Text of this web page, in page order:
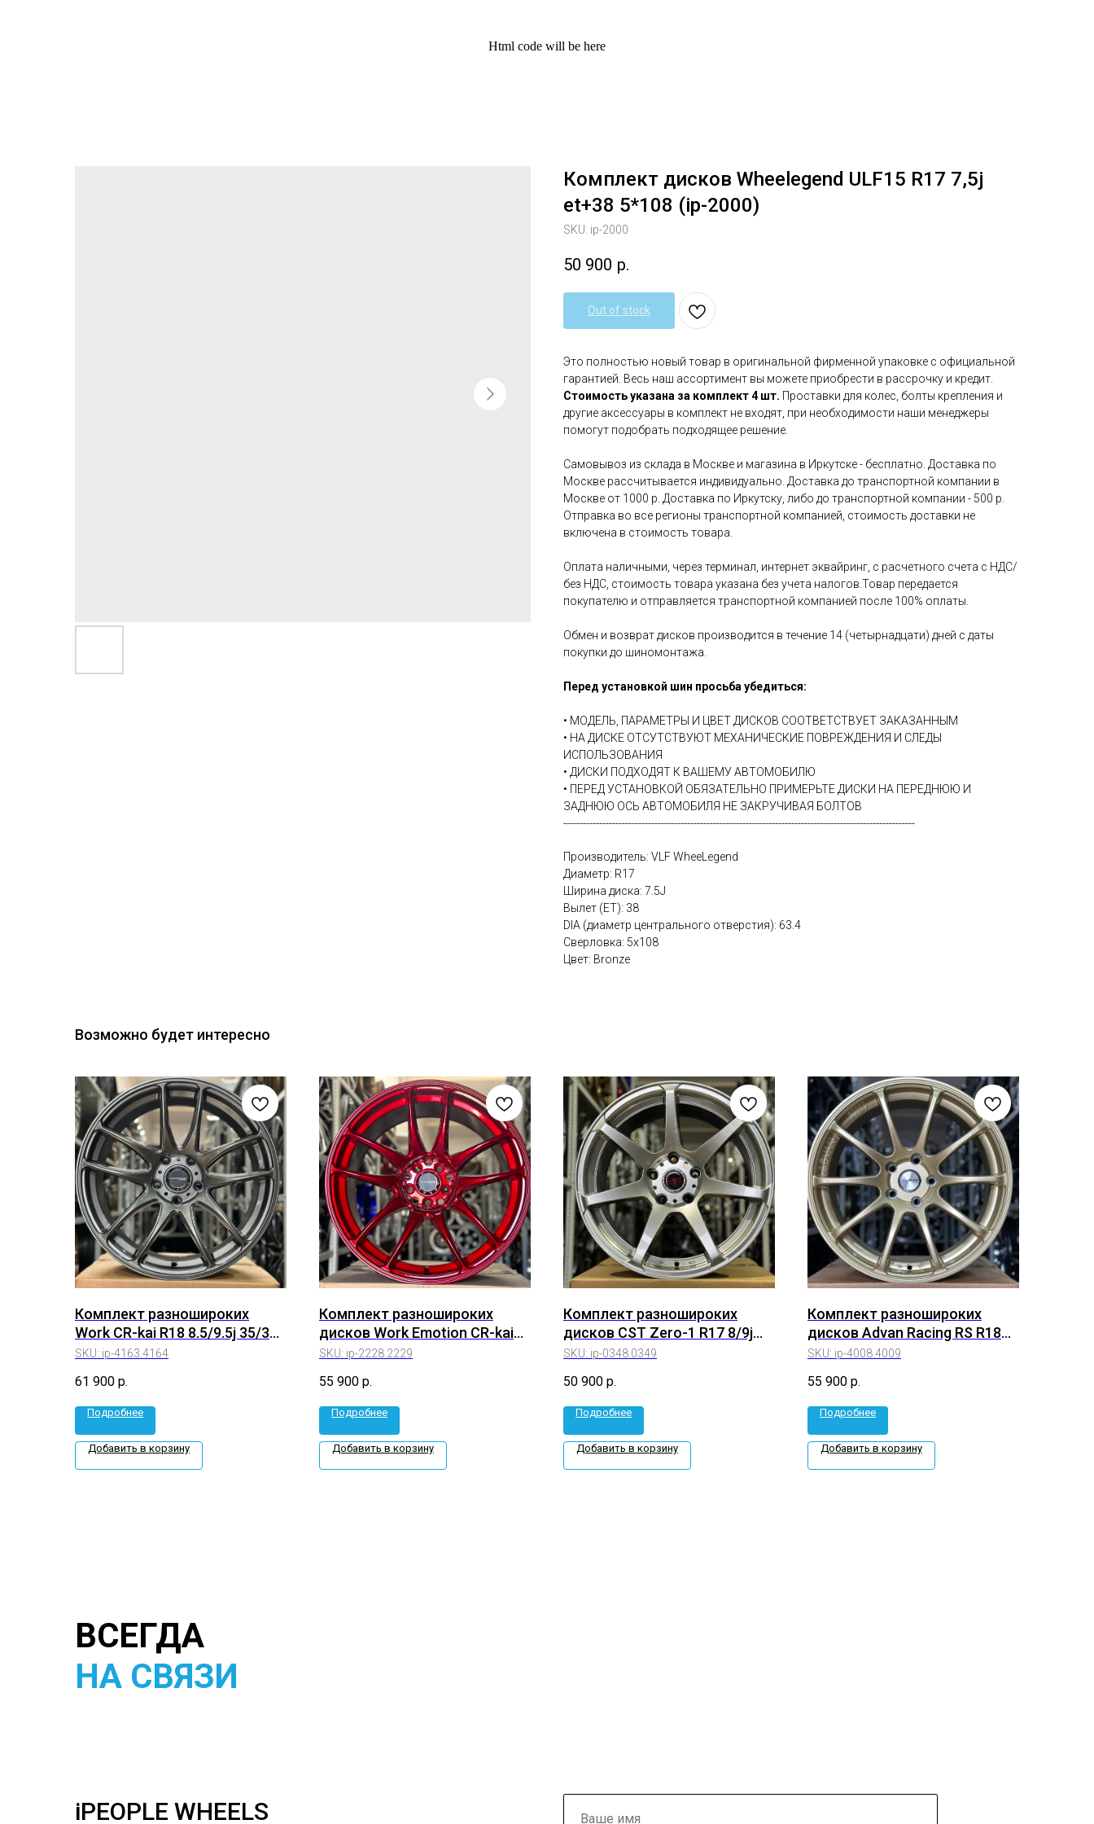
Html code will be here
Комплект дисков Wheelegend ULF15 R17 7,5j
et+38 5*108 (ip-2000)
SKU: ip-2000
50 900 р.
Out of stock
Это полностью новый товар в оригинальной фирменной упаковке с официальной
гарантией. Весь наш ассортимент вы можете приобрести в рассрочку и кредит.
Стоимость указана за комплект 4 шт. Проставки для колес, болты крепления и
другие аксессуары в комплект не входят, при необходимости наши менеджеры
помогут подобрать подходящее решение.
Самовывоз из склада в Москве и магазина в Иркутске - бесплатно. Доставка по
Москве рассчитывается индивидуально. Доставка до транспортной компании в
Москве от 1000 р. Доставка по Иркутску, либо до транспортной компании - 500 р.
Отправка во все регионы транспортной компанией, стоимость доставки не
включена в стоимость товара.
Оплата наличными, через терминал, интернет эквайринг, с расчетного счета с НДС/
без НДС, стоимость товара указана без учета налогов.Товар передается
покупателю и отправляется транспортной компанией после 100% оплаты.
Обмен и возврат дисков производится в течение 14 (четырнадцати) дней с даты
покупки до шиномонтажа.
Перед установкой шин просьба убедиться:
• МОДЕЛЬ, ПАРАМЕТРЫ И ЦВЕТ ДИСКОВ СООТВЕТСТВУЕТ ЗАКАЗАННЫМ
• НА ДИСКЕ ОТСУТСТВУЮТ МЕХАНИЧЕСКИЕ ПОВРЕЖДЕНИЯ И СЛЕДЫ
ИСПОЛЬЗОВАНИЯ
• ДИСКИ ПОДХОДЯТ К ВАШЕМУ АВТОМОБИЛЮ
• ПЕРЕД УСТАНОВКОЙ ОБЯЗАТЕЛЬНО ПРИМЕРЬТЕ ДИСКИ НА ПЕРЕДНЮЮ И
ЗАДНЮЮ ОСЬ АВТОМОБИЛЯ НЕ ЗАКРУЧИВАЯ БОЛТОВ
------------------------------------------------------------------------------------------------------------
Производитель: VLF WheeLegend
Диаметр: R17
Ширина диска: 7.5J
Вылет (ET): 38
DIA (диаметр центрального отверстия): 63.4
Сверловка: 5х108
Цвет: Bronze
Возможно будет интересно
Комплект разношироких
Work CR-kai R18 8.5/9.5j 35/30
5*114.3 (ip-4163.4164)
SKU: ip-4163.4164
61 900 р.
Подробнее
Добавить в корзину
Комплект разношироких
дисков Work Emotion CR-kai
R18 8.5/9.5j 5*114.3/5*100 (ip-
SKU: ip-2228.2229
55 900 р.
Подробнее
Добавить в корзину
Комплект разношироких
дисков CST Zero-1 R17 8/9j
et+35/30 5*114,3 (ip-
SKU: ip-0348.0349
50 900 р.
Подробнее
Добавить в корзину
Комплект разношироких
дисков Advan Racing RS R18
8/9j 5*114.3 (ip-4008.4009)
SKU: ip-4008.4009
55 900 р.
Подробнее
Добавить в корзину
ВСЕГДА
НА СВЯЗИ
iPEOPLE WHEELS